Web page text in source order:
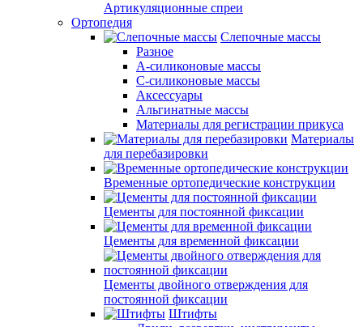
Артикуляционные спреи
Ортопедия
Слепочные массы
Разное
А-силиконовые массы
С-силиконовые массы
Аксессуары
Альгинатные массы
Материалы для регистрации прикуса
Материалы
для перебазировки
Временные ортопедические конструкции
Цементы для постоянной фиксации
Цементы для временной фиксации
Цементы двойного отверждения для
постоянной фиксации
Штифты